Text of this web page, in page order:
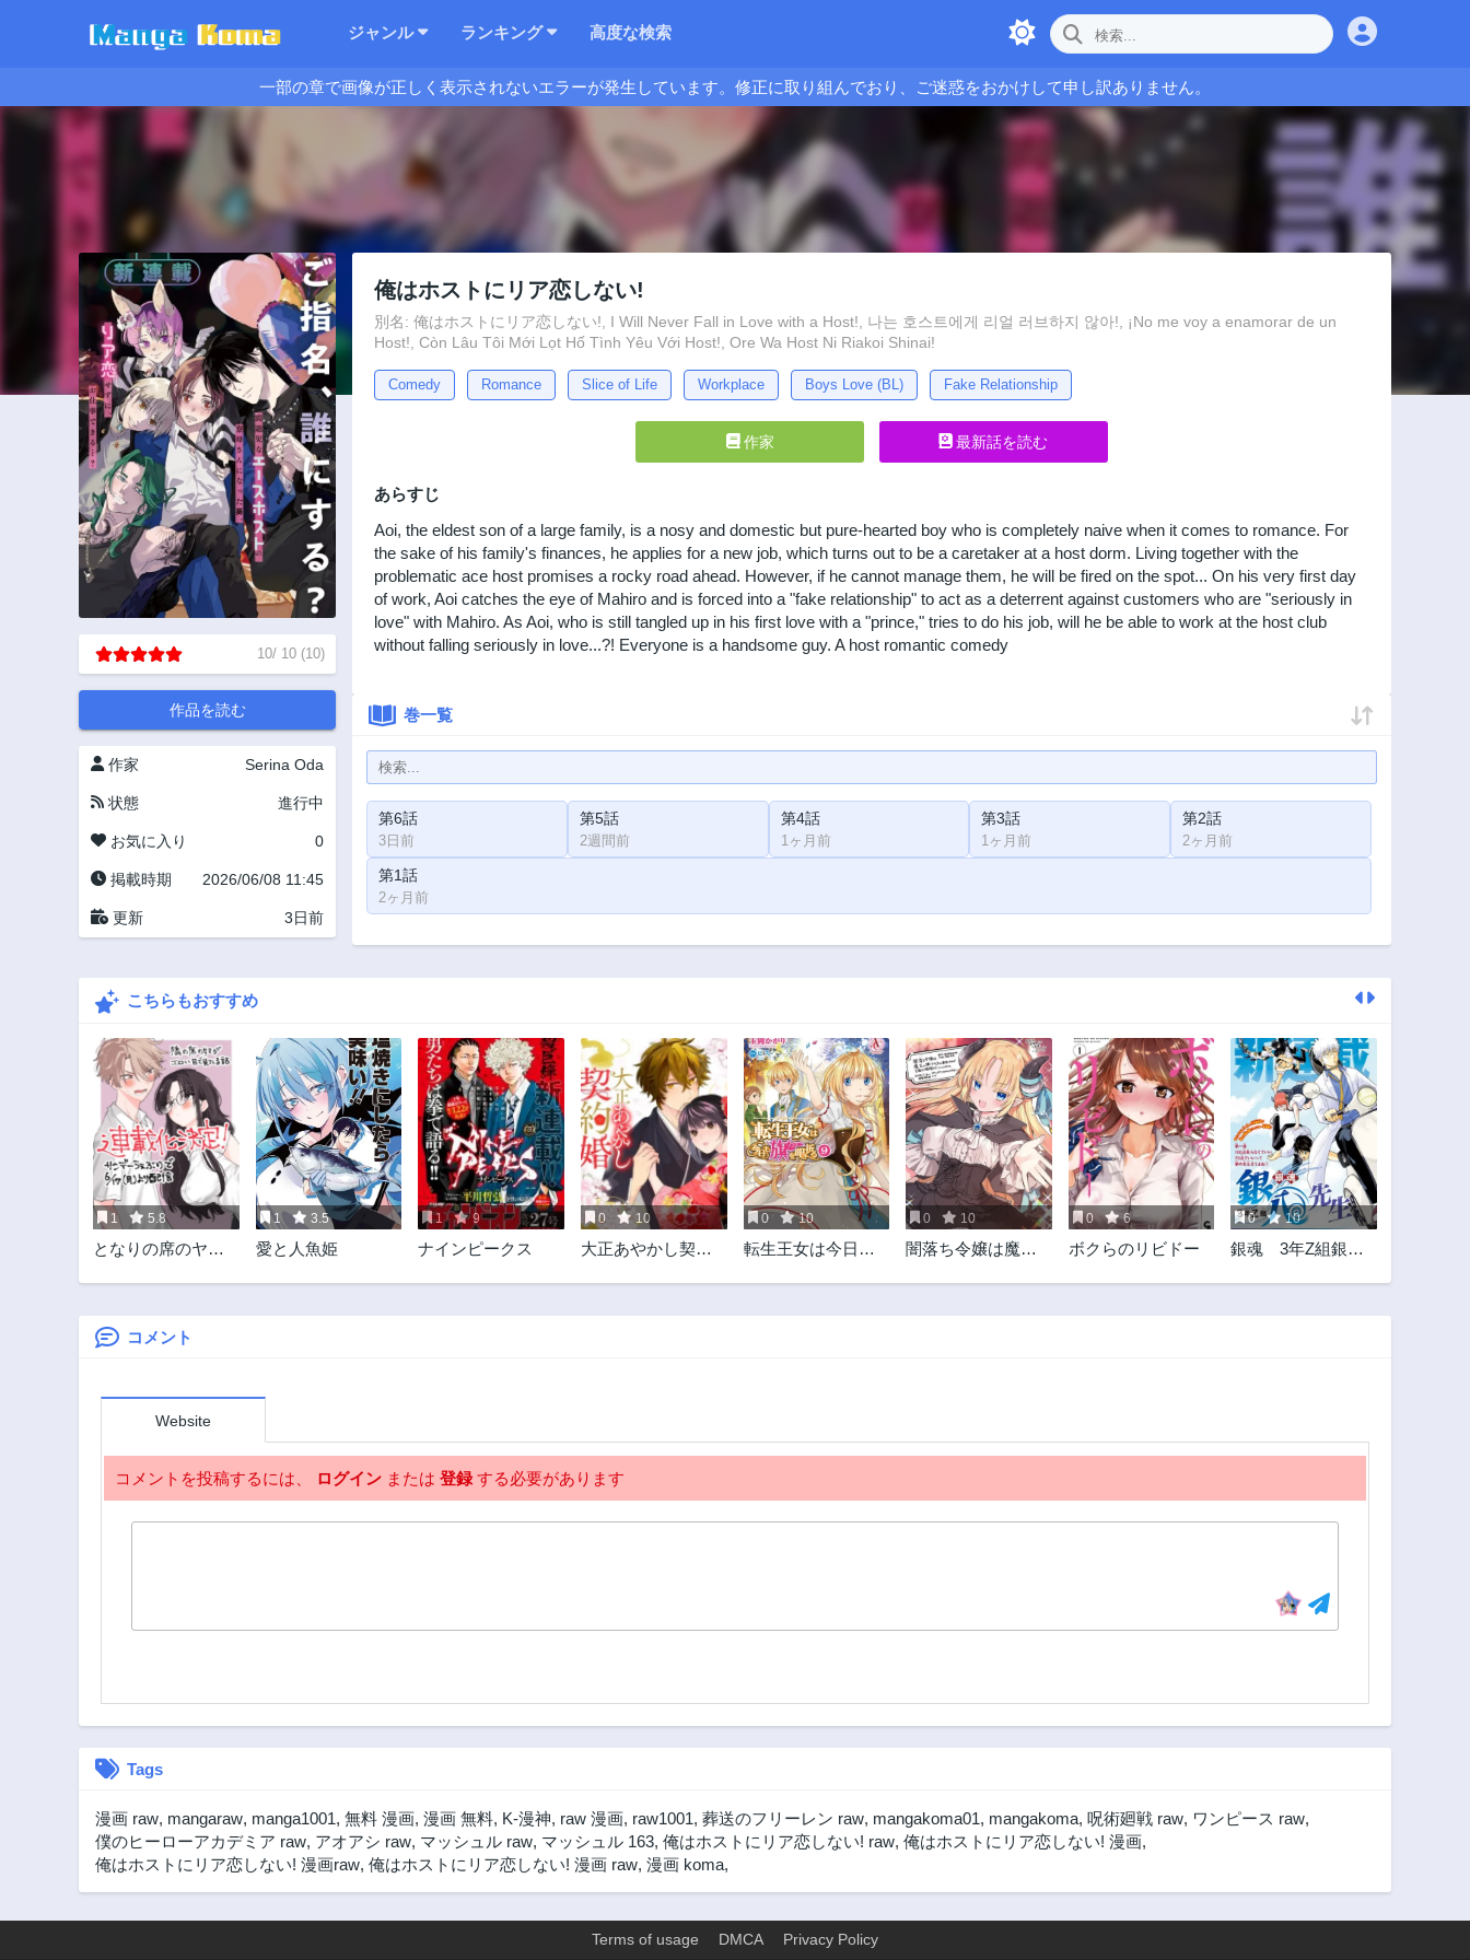
ジャンル ランキング 高度な検索
一部の章で画像が正しく表示されないエラーが発生しています。修正に取り組んでおり、ご迷惑をおかけして申し訳ありません。
10/ 10 (10)
作品を読む
作家 Serina Oda
状態 進行中
お気に入り 0
掲載時期 2026/06/08 11:45
更新 3日前
俺はホストにリア恋しない!
別名: 俺はホストにリア恋しない!, I Will Never Fall in Love with a Host!, 나는 호스트에게 리얼 러브하지 않아!, ¡No me voy a enamorar de un
Host!, Còn Lâu Tôi Mới Lọt Hố Tình Yêu Với Host!, Ore Wa Host Ni Riakoi Shinai!
Comedy Romance Slice of Life Workplace Boys Love (BL) Fake Relationship
作家 最新話を読む
あらすじ
Aoi, the eldest son of a large family, is a nosy and domestic but pure-hearted boy who is completely naive when it comes to romance. For
the sake of his family's finances, he applies for a new job, which turns out to be a caretaker at a host dorm. Living together with the
problematic ace host promises a rocky road ahead. However, if he cannot manage them, he will be fired on the spot... On his very first day
of work, Aoi catches the eye of Mahiro and is forced into a "fake relationship" to act as a deterrent against customers who are "seriously in
love" with Mahiro. As Aoi, who is still tangled up in his first love with a "prince," tries to do his job, will he be able to work at the host club
without falling seriously in love...?! Everyone is a handsome guy. A host romantic comedy
巻一覧
第6話
3日前
第5話
2週間前
第4話
1ヶ月前
第3話
1ヶ月前
第2話
2ヶ月前
第1話
2ヶ月前
こちらもおすすめ
1 5.8
となりの席のヤツ
1 3.5
愛と人魚姫
1 9
ナインピークス
0 10
大正あやかし契約
0 10
転生王女は今日も
0 10
闇落ち令嬢は魔王
躍することにしま
0 6
ボクらのリビドー
0 10
銀魂 3年Z組銀八
コメント
Website
コメントを投稿するには、 ログイン または 登録する必要があります
Tags
漫画 raw, mangaraw, manga1001, 無料 漫画, 漫画 無料, K-漫神, raw 漫画, raw1001, 葬送のフリーレン raw, mangakoma01, mangakoma, 呪術廻戦 raw, ワンピース raw,
僕のヒーローアカデミア raw, アオアシ raw, マッシュル raw, マッシュル 163, 俺はホストにリア恋しない! raw, 俺はホストにリア恋しない! 漫画,
俺はホストにリア恋しない! 漫画raw, 俺はホストにリア恋しない! 漫画 raw, 漫画 koma,
Terms of usage DMCA Privacy Policy